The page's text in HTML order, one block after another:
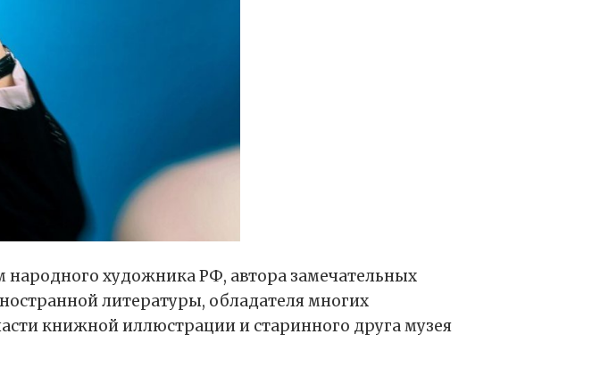
художника РФ, автора замечательных
литературы, обладателя многих
книжной иллюстрации и старинного друга музея